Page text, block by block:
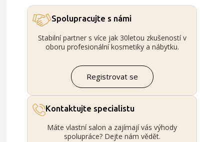
Spolupracujte s námi
Stabilní partner s více jak 30letou zkušeností v
oboru profesionální kosmetiky a nábytku.
Registrovat se
Kontaktujte specialistu
Máte vlastní salon a zajímají vás výhody
spolupráce? Dejte nám vědět.